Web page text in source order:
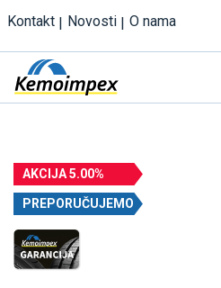
Kontakt Novosti O nama
AKCIJA 5.00%
PREPORUČUJEMO